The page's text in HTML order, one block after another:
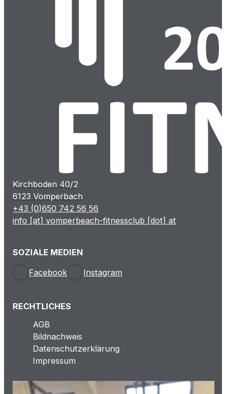
Kirchboden 40/2
6123 Vomperbach
+43 (0)650 742 56 56
info [at] vomperbeach-fitnessclub [dot] at
SOZIALE MEDIEN
Facebook
Instagram
RECHTLICHES
AGB
Bildnachweis
Datenschutzerklärung
Impressum